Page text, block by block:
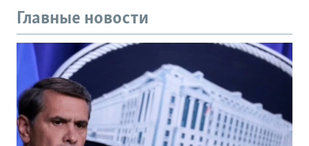
Главные новости